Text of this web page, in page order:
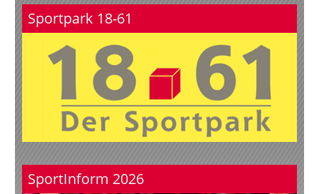
Sportpark 18-61
SportInform 2026